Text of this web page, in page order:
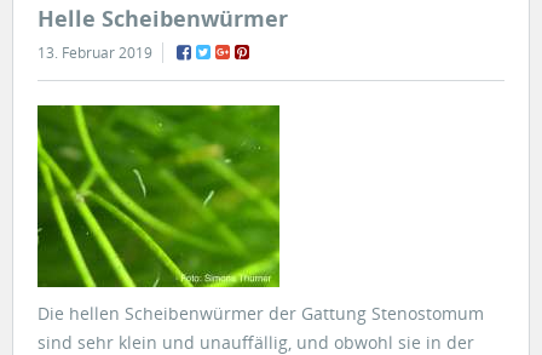
Helle Scheibenwürmer
13. Februar 2019
Die hellen Scheibenwürmer der Gattung Stenostomum
sind sehr klein und unauffällig, und obwohl sie in der